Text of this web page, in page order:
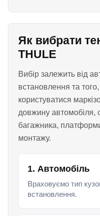
Як вибрати
THULE
Вибір залежить від
встановлення та
користуватися
довжину автомобіля,
багажника,
монтажу.
1. Автомобіль
Враховуємо тип
встановлення.